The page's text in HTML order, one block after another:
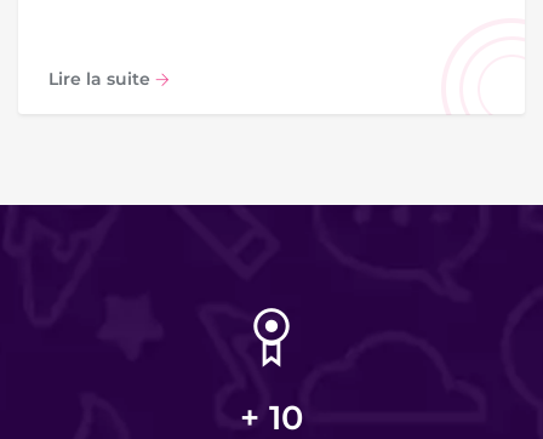
Lire la suite
+ 10